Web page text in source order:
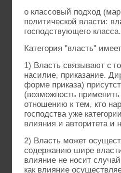
o классовый подход
политической власти:
господствующего класса.
Категория "власть"
1) Власть связывают с
насилие, приказание.
форме приказа)
(возможность
отношению к тем, кто
господства уже
влияния и авторитета и
2) Власть может
содержанию шире
влияние не носит
как влияние